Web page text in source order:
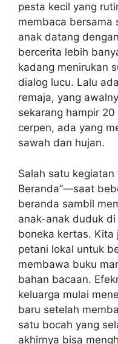
pesta kecil yang
membaca bersama
anak datang
bercerita lebih
kadang menirukan
dialog lucu. Lalu
remaja, yang
sekarang hampir
cerpen, ada yang
sawah dan hujan.
Salah satu
Beranda”—saat
beranda sambil
anak-anak duduk
boneka kertas. Kita
petani lokal untuk
membawa buku
bahan bacaan.
keluarga mulai
baru setelah
satu bocah yang
akhirnya bisa